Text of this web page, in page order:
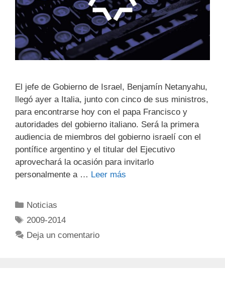
El jefe de Gobierno de Israel, Benjamín Netanyahu,
llegó ayer a Italia, junto con cinco de sus ministros,
para encontrarse hoy con el papa Francisco y
autoridades del gobierno italiano. Será la primera
audiencia de miembros del gobierno israelí con el
pontífice argentino y el titular del Ejecutivo
aprovechará la ocasión para invitarlo
personalmente a … Leer más
Noticias
2009-2014
Deja un comentario